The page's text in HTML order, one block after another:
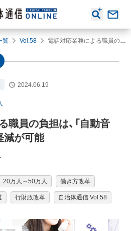
覧 Vol.58 電話対応業務による職員の負担は、「自動音声案内」の活用で軽減が可能
2024.06.19
職員の負担は、「自動音
減が可能
20万人～50万人 働き方改革
行財政改革 自治体通信 Vol.58